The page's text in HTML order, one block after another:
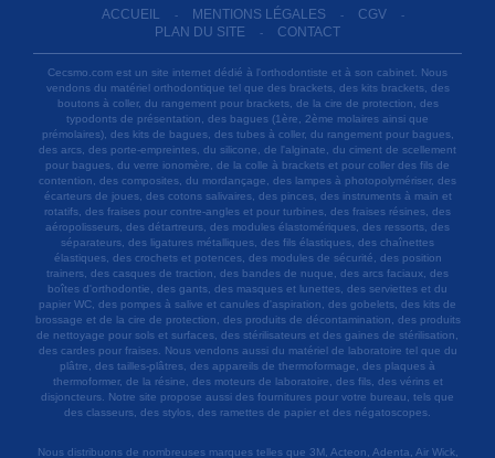
ACCUEIL - MENTIONS LÉGALES - CGV -
PLAN DU SITE - CONTACT
Cecsmo.com est un site internet dédié à l'orthodontiste et à son cabinet. Nous
vendons du matériel orthodontique tel que des brackets, des kits brackets, des
boutons à coller, du rangement pour brackets, de la cire de protection, des
typodonts de présentation, des bagues (1ère, 2ème molaires ainsi que
prémolaires), des kits de bagues, des tubes à coller, du rangement pour bagues,
des arcs, des porte-empreintes, du silicone, de l'alginate, du ciment de scellement
pour bagues, du verre ionomère, de la colle à brackets et pour coller des fils de
contention, des composites, du mordançage, des lampes à photopolymériser, des
écarteurs de joues, des cotons salivaires, des pinces, des instruments à main et
rotatifs, des fraises pour contre-angles et pour turbines, des fraises résines, des
aéropolisseurs, des détartreurs, des modules élastomériques, des ressorts, des
séparateurs, des ligatures métalliques, des fils élastiques, des chaînettes
élastiques, des crochets et potences, des modules de sécurité, des position
trainers, des casques de traction, des bandes de nuque, des arcs faciaux, des
boîtes d'orthodontie, des gants, des masques et lunettes, des serviettes et du
papier WC, des pompes à salive et canules d'aspiration, des gobelets, des kits de
brossage et de la cire de protection, des produits de décontamination, des produits
de nettoyage pour sols et surfaces, des stérilisateurs et des gaines de stérilisation,
des cardes pour fraises. Nous vendons aussi du matériel de laboratoire tel que du
plâtre, des tailles-plâtres, des appareils de thermoformage, des plaques à
thermoformer, de la résine, des moteurs de laboratoire, des fils, des vérins et
disjoncteurs. Notre site propose aussi des fournitures pour votre bureau, tels que
des classeurs, des stylos, des ramettes de papier et des négatoscopes.
Nous distribuons de nombreuses marques telles que 3M, Acteon, Adenta, Air Wick,